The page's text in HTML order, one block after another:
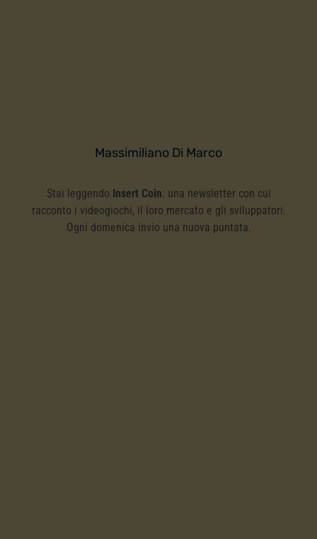
Massimiliano Di Marco
Stai leggendo Insert Coin: una newsletter con cui
racconto i videogiochi, il loro mercato e gli sviluppatori.
Ogni domenica invio una nuova puntata.